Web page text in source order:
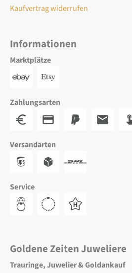
Kaufvertrag widerrufen
Informationen
Marktplätze
Zahlungsarten
Versandarten
Service
Goldene Zeiten Juweliere
Trauringe, Juwelier & Goldankauf